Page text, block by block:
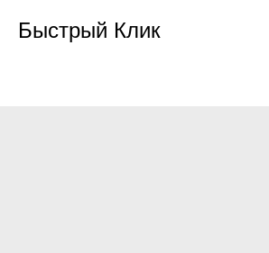
Быстрый Клик